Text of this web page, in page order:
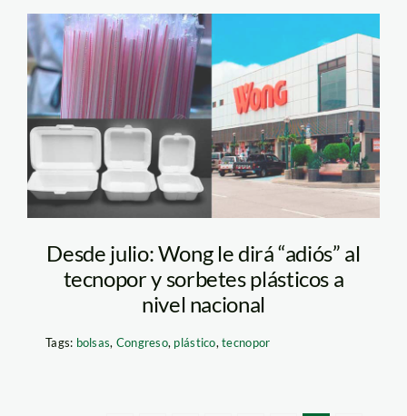
wong-tecnopor
Desde julio: Wong le dirá “adiós” al
tecnopor y sorbetes plásticos a
nivel nacional
Tags: bolsas, Congreso, plástico,tecnopor